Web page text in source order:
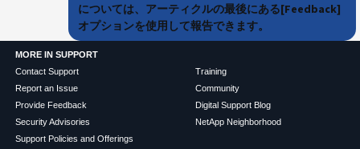
については、アーティクルの最後にある[Feedback]
オプションを使用して報告できます。
MORE IN SUPPORT
Contact Support
Report an Issue
Provide Feedback
Security Advisories
Support Policies and Offerings
Training
Community
Digital Support Blog
NetApp Neighborhood